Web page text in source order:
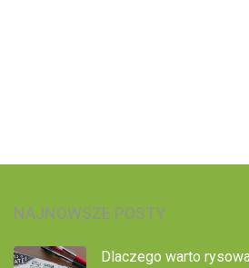
NAJNOWSZE POSTY
Dlaczego warto